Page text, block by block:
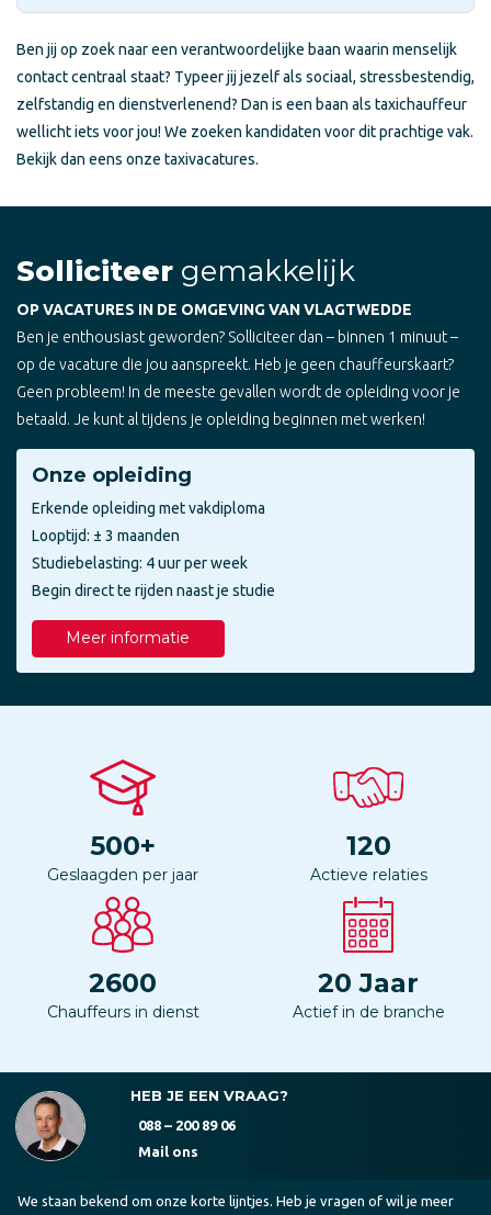
Ben jij op zoek naar een verantwoordelijke baan waarin menselijk
contact centraal staat? Typeer jij jezelf als sociaal, stressbestendig,
zelfstandig en dienstverlenend? Dan is een baan als taxichauffeur
wellicht iets voor jou! We zoeken kandidaten voor dit prachtige vak.
Bekijk dan eens onze taxivacatures.
Solliciteer gemakkelijk
OP VACATURES IN DE OMGEVING VAN VLAGTWEDDE
Ben je enthousiast geworden? Solliciteer dan – binnen 1 minuut –
op de vacature die jou aanspreekt. Heb je geen chauffeurskaart?
Geen probleem! In de meeste gevallen wordt de opleiding voor je
betaald. Je kunt al tijdens je opleiding beginnen met werken!
Onze opleiding
Erkende opleiding met vakdiploma
Looptijd: ± 3 maanden
Studiebelasting: 4 uur per week
Begin direct te rijden naast je studie
Meer informatie
500+
Geslaagden per jaar
120
Actieve relaties
2600
Chauffeurs in dienst
20 Jaar
Actief in de branche
HEB JE EEN VRAAG?
088 – 200 89 06
Mail ons
We staan bekend om onze korte lijntjes. Heb je vragen of wil je meer